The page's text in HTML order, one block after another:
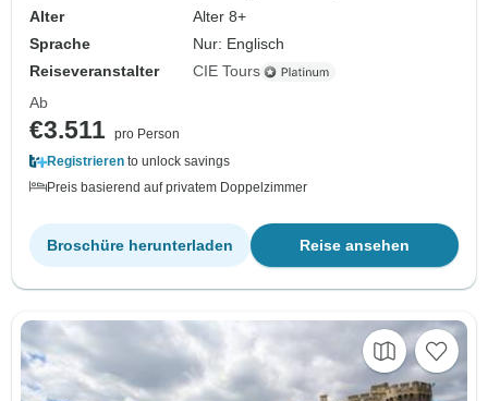
Alter
Alter 8+
Sprache
Nur: Englisch
Reiseveranstalter
CIE Tours
Ab
€3.511 pro Person
Registrieren to unlock savings
Preis basierend auf privatem Doppelzimmer
Reise ansehen
Broschüre herunterladen